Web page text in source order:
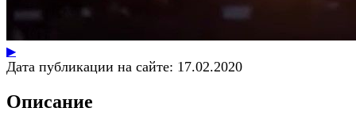
▶
Дата публикации на сайте: 17.02.2020
Описание